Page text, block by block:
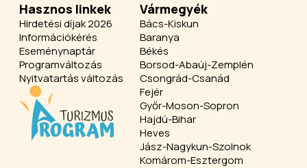
Hasznos linkek
Hirdetési díjak 2026
Információkérés
Eseménynaptár
Programváltozás
Nyitvatartás változás
Vármegyék
Bács-Kiskun
Baranya
Békés
Borsod-Abaúj-Zemplén
Csongrád-Csanád
Fejér
Győr-Moson-Sopron
Hajdú-Bihar
Heves
Jász-Nagykun-Szolnok
Komárom-Esztergom